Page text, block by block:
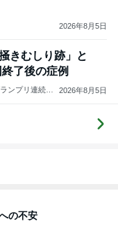
2026年8月5日
きむしり跡」と
了後の症例
ンプリ連続受
2026年8月5日
の不安